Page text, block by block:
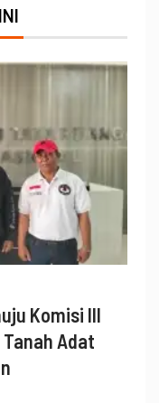
Komisi III
Adat